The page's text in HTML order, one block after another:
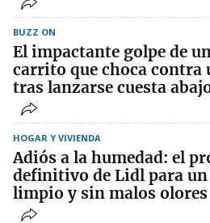
BUZZ ON
El impactante golpe de
carrito que choca contra
tras lanzarse cuesta
HOGAR Y VIVIENDA
Adiós a la humedad: el
definitivo de Lidl para
limpio y sin malos olores